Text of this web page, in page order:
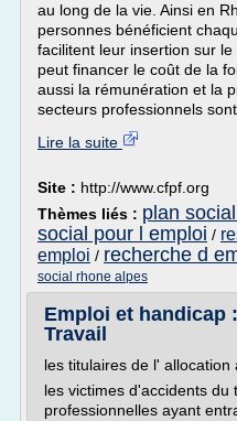
au long de la vie. Ainsi en
personnes bénéficient
facilitent leur insertion sur
peut financer le coût de la
aussi la rémunération et la
secteurs professionnels
Lire la suite
Site : http://www.cfpf.org
Thèmes liés : plan
social pour l emploi /
emploi / recherche d
social rhone alpes
Emploi et handicap
Travail
les titulaires de l'
les victimes d'accidents du
professionnelles ayant